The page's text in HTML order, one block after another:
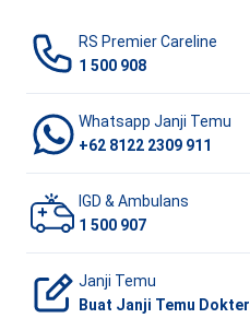
RS Premier Careline
1 500 908
Whatsapp Janji Temu
+62 8122 2309 911
IGD & Ambulans
1 500 907
Janji Temu
Buat Janji Temu Dokter